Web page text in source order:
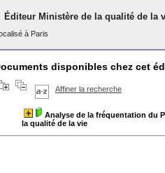
Éditeur Ministère de la qualité de la
à Paris
disponibles chez cet
Affiner la recherche
Analyse de la fréquentation du
la qualité de la vie